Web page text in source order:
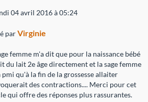
04 avril 2016 à 05:24
parVirginie
femme m'a dit que pour la naissance bébé
du lait 2e âge directement et la sage femme
pmi qu'à la fin de la grossesse allaiter
des contractions.... Merci pour cet
qui offre des réponses plus rassurantes.